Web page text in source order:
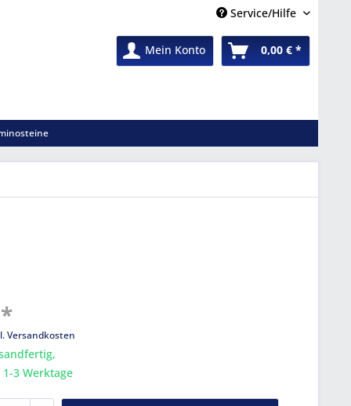
Service/Hilfe
Mein Konto 0,00 € *
Versandkosten
3 Werktage